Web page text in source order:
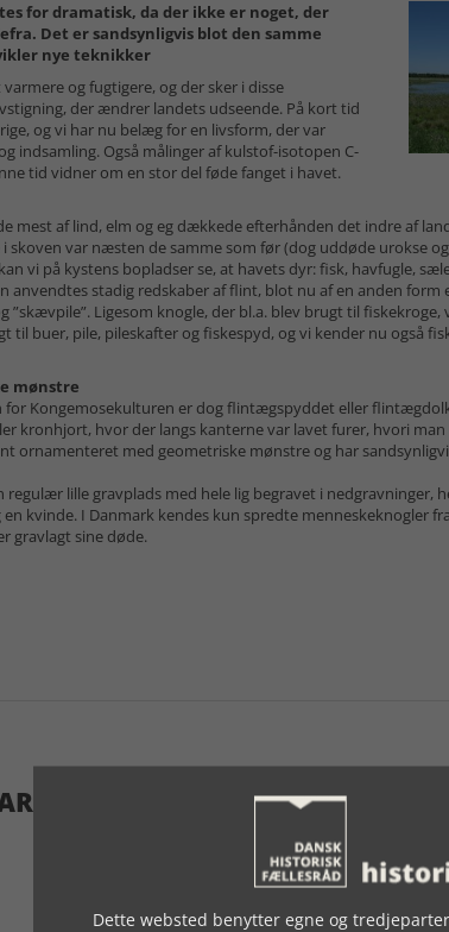
for dramatisk, da der ikke er noget, der
Det er sandsynligvis blot den samme
nye teknikker
og fugtigere, og der sker i disse
der ændrer landets udseende. På kort tid
og vi har nu belæg for en livsform, der var
indsamling. Også målinger af kulstof-isotopen C-
tid vidner om en stor del føde fanget i havet.
mest af lind, elm og eg dækkede efterhånden det indre af
var næsten de samme som før (dog uddøde urokse
vi på kystens bopladser se, at havets dyr: fisk, havfugle,
anvendtes stadig redskaber af flint, blot nu af en anden form
”skævpile”. Ligesom knogle, der bl.a. blev brugt til
til buer, pile, pileskafter og fiskespyd, og vi kender nu også
mønstre
for Kongemosekulturen er dog flintægspyddet eller
kronhjort, hvor der langs kanterne var lavet furer, hvori
ornamenteret med geometriske mønstre og har
regulær lille gravplads med hele lig begravet i nedgravninger,
kvinde. I Danmark kendes kun spredte menneskeknogler
gravlagt sine døde.
Dette websted benytter egne og